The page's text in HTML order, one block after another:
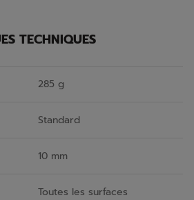
TECHNIQUES
285 g
Standard
10 mm
Toutes les surfaces